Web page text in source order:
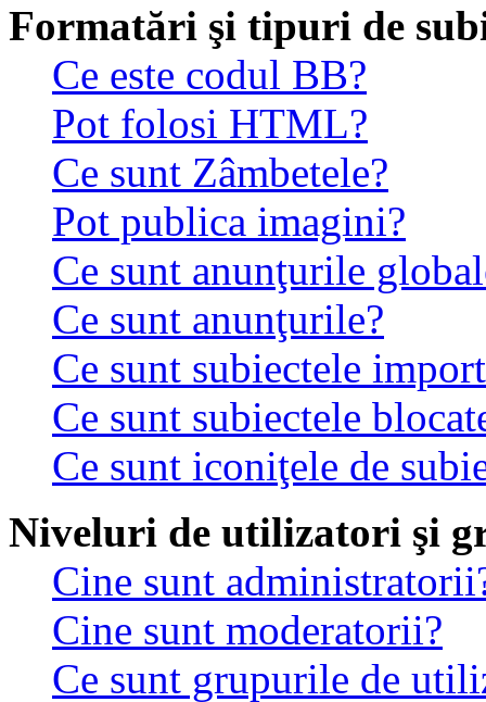
Formatări şi tipuri de
Ce este codul BB?
Pot folosi HTML?
Ce sunt Zâmbetele?
Pot publica imagini?
Ce sunt anunţurile
Ce sunt anunţurile?
Ce sunt subiectele
Ce sunt subiectele
Ce sunt iconiţele de
Niveluri de utilizatori şi
Cine sunt
Cine sunt moderatorii?
Ce sunt grupurile de